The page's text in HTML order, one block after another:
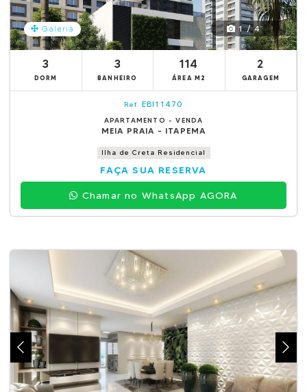
Galeria 1 / 4
3
DORM
3
BANHEIRO
114
ÁREA M2
2
GARAGEM
Ref. EBI11470
APARTAMENTO - VENDA
MEIA PRAIA - ITAPEMA
Ilha de Creta Residencial
FAÇA SUA RESERVA
Chamar no WhatsApp AGORA